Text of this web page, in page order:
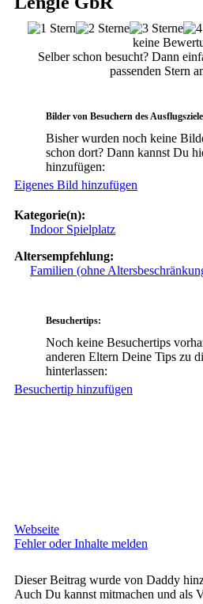
keine
Selber schon besucht? Dann
passenden Stern
Bilder von Besuchern des
Bisher wurden noch keine
schon dort? Dann kannst Du
hinzufügen:
Eigenes Bild hinzufügen
Kategorie(n):
Indoor Spielplatz
Altersempfehlung:
Familien (ohne
Besuchertips:
Noch keine Besuchertips
anderen Eltern Deine Tips zu
hinterlassen:
Besuchertip hinzufügen
Webseite
Fehler oder Inhalte melden
Dieser Beitrag wurde von Daddy
Auch Du kannst mitmachen und als